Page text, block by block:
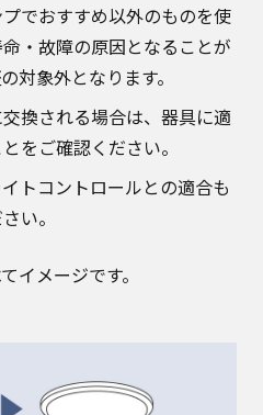
でおすすめ以外のものを使
・故障の原因となることが
対象外となります。
換される場合は、器具に適
をご確認ください。
トコントロールとの適合も
い。
イメージです。